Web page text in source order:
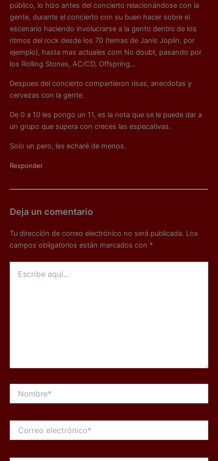
público, lo hizo antes del concierto relacionándose con la
gente, durante el concierto con su buen hacer sobre el
escenario haciendo involucrarse a la gento dentro de los
ritmos del rock desde los 70 (temas de Janis Joplin, por
ejemplo), hasta mas actuales com No doubt, pasando por
los Rolling Stones, AC/CD, Offspring…
Despues del concierto compartieron risas, anecdotas y
cervezas con la gente.
De 0 a 10 les pongo un 11, es la nota que se le puede dar a
un grupo que supera con creces las especativas.
Solo un pero, les echaré de menos.
Responder
Deja un comentario
Tu dirección de correo electrónico no será publicada. Los
campos obligatorios están marcados con *
aquí...
electrónico*